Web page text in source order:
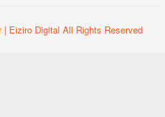
Eiziro Digital All Rights Reserved